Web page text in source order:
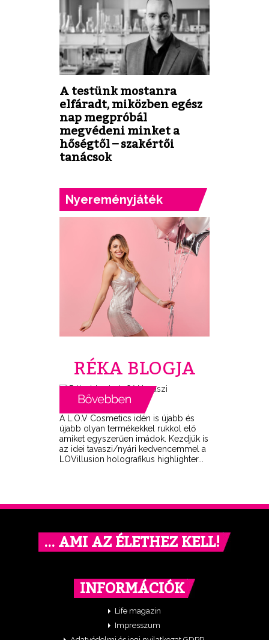
A testünk mostanra
elfáradt, miközben egész
nap megpróbál
megvédeni minket a
hőségtől – szakértői
tanácsok
Nyereményjáték
RÉKA BLOGJA
A L.O.V Cosmetics idén is újabb és
újabb olyan termékekkel rukkol elő
amiket egyszerűen imádok. Kezdjük is
az idei tavaszi/nyári kedvencemmel a
LOVillusion holografikus highlighter...
… AMI AZ ÉLETHEZ KELL!
INFORMÁCIÓK
Life magazin
Impresszum